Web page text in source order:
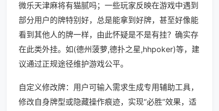
微乐天津麻将有猫腻吗；一些玩家反映在游戏中遇到
部分用户的牌特别好，总是能拿到好牌，甚至好像能
看到其他人的牌一样，由此怀疑是不是有挂？确实存
在此类外挂。如(德州菠萝,德扑之星,hhpoker)等，建
议通过正规途径维护游戏公平。
自定义修改牌：用户可输入需求生成专用辅助工具，
修改自身牌型或隐藏操作痕迹，实现“必胜”效果，适